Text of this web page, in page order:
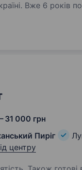
Вже 6 років
та святкової
31 000 грн
Пиріг
центру